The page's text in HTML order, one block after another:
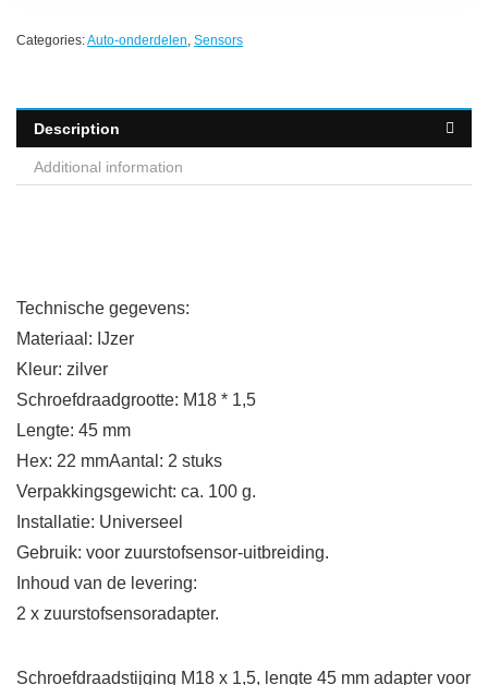
Categories:Auto-onderdelen, Sensors
Description
Additional information
Technische gegevens:
Materiaal: IJzer
Kleur: zilver
Schroefdraadgrootte: M18 * 1,5
Lengte: 45 mm
Hex: 22 mmAantal: 2 stuks
Verpakkingsgewicht: ca. 100 g.
Installatie: Universeel
Gebruik: voor zuurstofsensor-uitbreiding.
Inhoud van de levering:
2 x zuurstofsensoradapter.
Schroefdraadstijging M18 x 1,5, lengte 45 mm adapter voor